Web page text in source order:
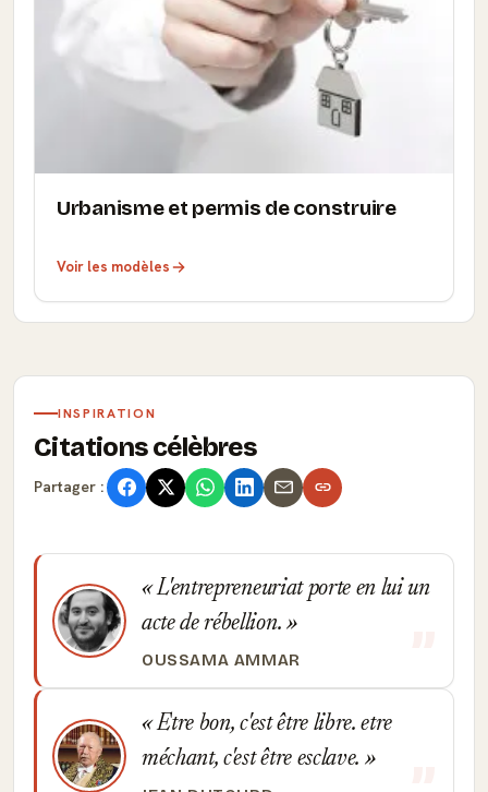
Urbanisme et permis de construire
Voir les modèles
INSPIRATION
Citations célèbres
Partager :
L'entrepreneuriat porte en lui un
acte de rébellion.
OUSSAMA AMMAR
Etre bon, c'est être libre. etre
méchant, c'est être esclave.